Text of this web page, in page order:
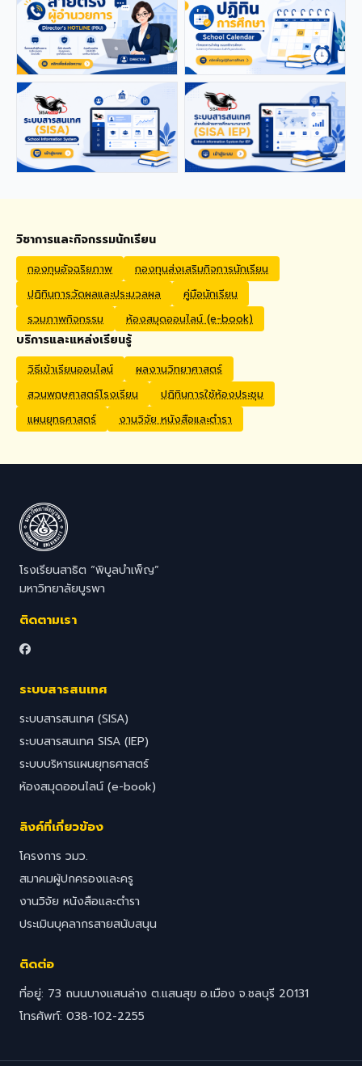
foreign educators for
teaching positions
covering Kindergarten,
Primary, and High School
Salary: 30,000 – 40,000
THB Housing Allowance:
6,500 THB Full assistance
with Visa and Work Permit
extensions Private Health
Insurance cover
Speakers or Non-Native
English Speakers with a
verified TOEIC score of at
least 785. Prior teaching
experience is preferred.
Interested candidates
should submit their CV,
passport copy, degree
certificates, relevant
transcripts/documents,
introduction via email to
วิชาการและกิจกรรมนักเรียน
กองทุนอัจฉริยภาพ
กองทุนส่งเสริมกิจการนักเรียน
ปฏิทินการวัดผลและประมวลผล
คู่มือนักเรียน
รวมภาพกิจกรรม
ห้องสมุดออนไลน์ (e-book)
บริการและแหล่งเรียนรู้
วิธีเข้าเรียนออนไลน์
ผลงานวิทยาศาสตร์
สวนพฤษศาสตร์โรงเรียน
ปฏิทินการใช้ห้องประชุม
แผนยุทธศาสตร์
งานวิจัย หนังสือและตำรา
โรงเรียนสาธิต “พิบูลบำเพ็ญ”
มหาวิทยาลัยบูรพา
ติดตามเรา
ระบบสารสนเทศ
ระบบสารสนเทศ (SISA)
ระบบสารสนเทศ SISA (IEP)
ระบบบริหารแผนยุทธศาสตร์
ห้องสมุดออนไลน์ (e-book)
ลิงค์ที่เกี่ยวข้อง
โครงการ วมว.
สมาคมผู้ปกครองและครู
งานวิจัย หนังสือและตำรา
ประเมินบุคลากรสายสนับสนุน
ติดต่อ
ที่อยู่: 73 ถนนบางแสนล่าง ต.แสนสุข อ.เมือง จ.ชลบุรี 20131
โทรศัพท์: 038-102-2255